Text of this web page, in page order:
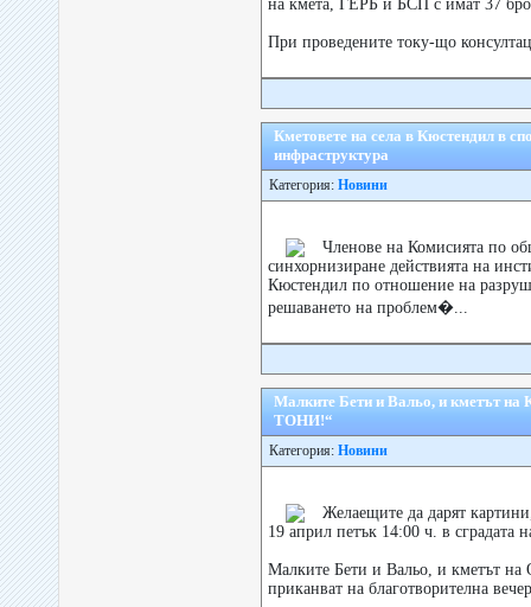
на кмета, ГЕРБ и БСП с имат 37
При проведените току-що
Кметовете на села в Кюстендил в
инфраструктура
Категория: Новини
Членове на Комисията по
синхорнизиране действията на
Кюстендил по отношение на
решаването на проблем�...
Малките Бети и Вальо, и кметът на
ТОНИ!“
Категория: Новини
Желаещите да дарят
19 април петък 14:00 ч. в сградата
Малките Бети и Вальо, и кметът
приканват на благотворителна